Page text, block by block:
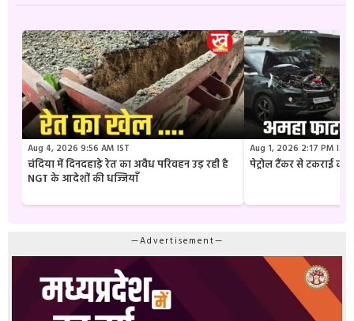
Aug 4, 2026 9:56 AM IST
चंदिया में दिनदहाड़े रेत का अवैध परिवहन उड़ रही है
NGT के आदेशों की धज्जियाँ
Aug 1, 2026 2:17 PM IST
पेट्रोल टैंकर से टकराई
—Advertisement—